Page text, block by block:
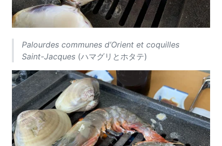
Palourdes communes d’Orient et coquilles
Saint-Jacques (ハマグリとホタテ)